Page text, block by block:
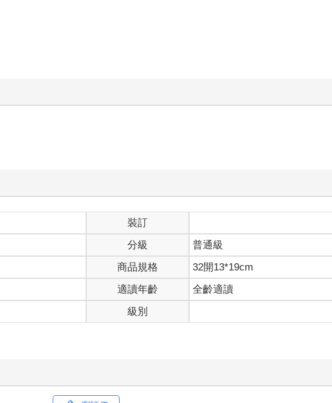
裝訂
分級
普通級
商品規格
32開13*19cm
適讀年齡
全齡適讀
級別